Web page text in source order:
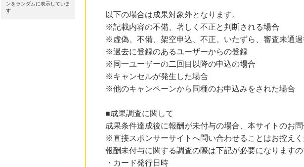
15時間前
Yahoo!ショッピング
ンをランダムに表示していま
す
以下の場合は成果対象外となります。
※記載内容の不備、著しく不正と判断される場合
※虚偽、不備、架空申込、不正、いたずら、審査未通
※過去に登録のあるユーザーからの登録
※同一ユーザーの二回目以降の申込の場合
※キャンセルが発生した場合
※他のキャンペーンから同種のお申込みをされた場合
■成果調査に関して
成果条件達成後に報酬が未付与の場合、本サイトのお
※直接スポンサーサイトへ問い合わせることはお控えく
報酬未付与に関する調査の際は下記が必要になりますの
・カード発行日時